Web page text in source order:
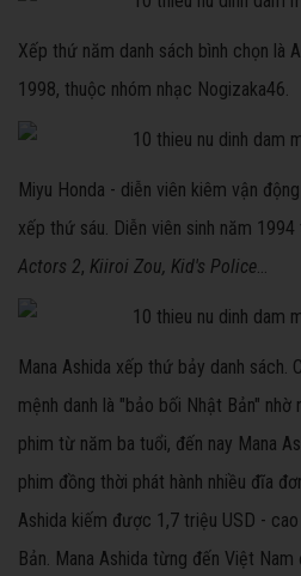
Xếp thứ năm danh sách bình chọn là
1998, thuộc nhóm nhạc Nogizaka46.
Miyu Honda - diễn viên kiêm vận
xếp thứ sáu. Diễn viên sinh năm
Actors 2, Kiiroi Zou, Kid's Police...
Mana Ashida xếp thứ bảy danh sách.
mệnh danh là "bảo bối Nhật Bản" nhờ
phim từ năm ba tuổi, đến nay Mana
phim đồng thời phát hành nhiều đĩa
Ashida kiếm được 1,7 triệu USD -
Bản. Mana Ashida từng đến Việt